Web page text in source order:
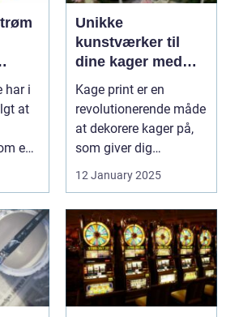
har i
at
en
Unikke
kunstværker til
dine kager med
kage print
Kage print er en
revolutionerende måde
at dekorere kager på,
som giver dig
mulighed for ...
12 January 2025